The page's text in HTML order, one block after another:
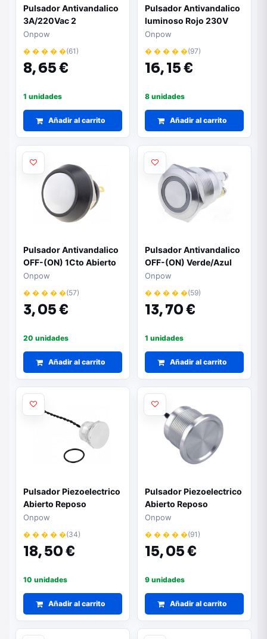
Pulsador Antivandalico
3A/220Vac 2
posiciones IP65 ON-
Onpow
� � � � �(61)
8,65 €
1 unidades
Añadir al carrito
Pulsador Antivandalico
luminoso Rojo 230V
Onpow
� � � � �(97)
16,15 €
8 unidades
Añadir al carrito
Pulsador Antivandalico
OFF-(ON) 1Cto Abierto
2A/36Vdc IP65
Onpow
� � � � �(57)
3,05 €
20 unidades
Añadir al carrito
Pulsador Antivandalico
OFF-(ON) Verde/Azul
24Vdc 2A IP65
Onpow
� � � � �(59)
13,70 €
1 unidades
Añadir al carrito
Pulsador Piezoelectrico
Abierto Reposo
0,2A/24V CA/CD OFF-
Onpow
� � � � �(34)
18,50 €
10 unidades
Añadir al carrito
Pulsador Piezoelectrico
Abierto Reposo
0,2A/24V CA/CD OFF-
Onpow
� � � � �(91)
15,05 €
9 unidades
Añadir al carrito